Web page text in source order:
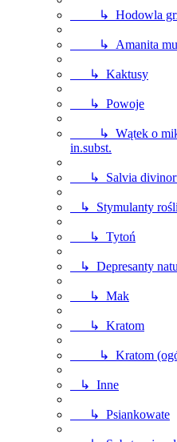
↳ Hodowla
↳ Amanita
↳ Kaktusy
↳ Powoje
↳ Wątek o
in.subst.
↳ Salvia
↳ Stymulanty
↳ Tytoń
↳ Depresanty
↳ Mak
↳ Kratom
↳ Kratom
↳ Inne
↳ Psiankowate